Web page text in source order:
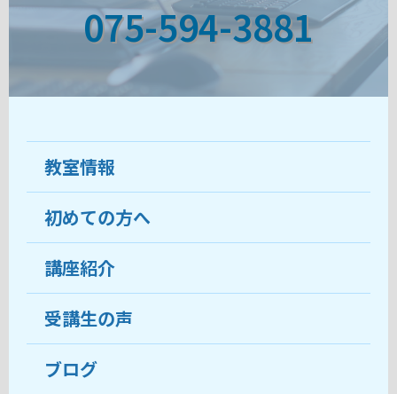
075-594-3881
教室情報
教室について
受講生の声
おすすめ・人気の講座
目的から講座を探す
初めての方へ
ココがおすすめ
料金
受講までの流れ
講座紹介
受講生の声
ブログ